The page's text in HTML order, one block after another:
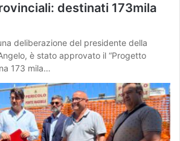
destinati 173mila
deliberazione del presidente della
è stato approvato il “Progetto
173 mila…